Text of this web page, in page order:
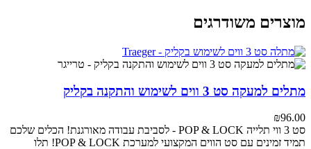
מוצרים משודרגים
מתלים למעקה סט 3 ווים לשימוש והתקנה בקליק
₪96.00
סט 3 ווי תלייה POP & LOCK - לסביבת עבודה מאורגנת!
הכלים שלכם
תמיד זמינים עם סט הווים המקצועי למערכת POP & LOCK! תלו